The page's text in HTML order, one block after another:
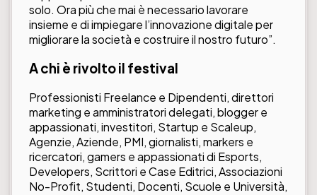
solo. Ora più che mai è necessario lavorare
insieme e di impiegare l’innovazione digitale per
migliorare la società e costruire il nostro futuro”.
A chi è rivolto il festival
Professionisti Freelance e Dipendenti, direttori
marketing e amministratori delegati, blogger e
appassionati, investitori, Startup e Scaleup,
Agenzie, Aziende, PMI, giornalisti, markers e
ricercatori, gamers e appassionati di Esports,
Developers, Scrittori e Case Editrici, Associazioni
No-Profit, Studenti, Docenti, Scuole e Università,